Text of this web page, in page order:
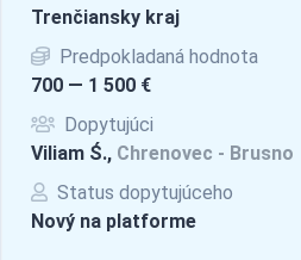
Trenčiansky kraj
Predpokladaná hodnota
700 — 1 500 €
Dopytujúci
Viliam Ś., Chrenovec - Brusno
Status dopytujúceho
Nový na platforme